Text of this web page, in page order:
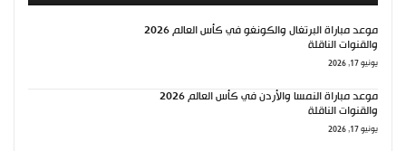
موعد مباراة البرتغال والكونغو في كأس العالم 2026
والقنوات الناقلة
يونيو 17, 2026
موعد مباراة النمسا والأردن في كأس العالم 2026
والقنوات الناقلة
يونيو 17, 2026